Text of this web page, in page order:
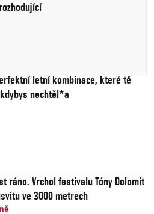
letní kombinace, které tě
nechtěl*a
ráno. Vrchol festivalu Tóny Dolomit
ve 3000 metrech